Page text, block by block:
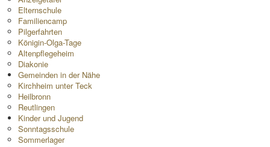
Elternschule
Familiencamp
Pilgerfahrten
Königin-Olga-Tage
Altenpflegeheim
Diakonie
Gemeinden in der Nähe
Kirchheim unter Teck
Heilbronn
Reutlingen
Kinder und Jugend
Sonntagsschule
Sommerlager